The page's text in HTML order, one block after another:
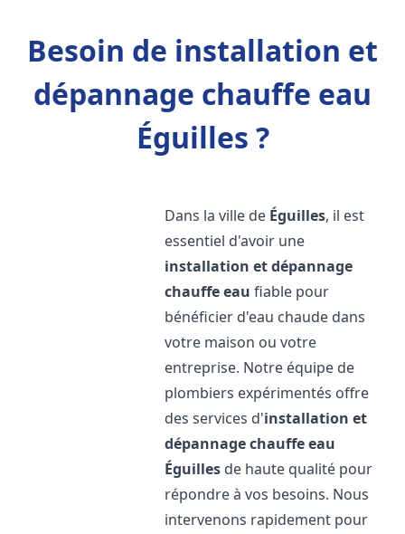
Besoin de installation et
dépannage chauffe eau
Éguilles ?
Dans la ville de Éguilles, il est
essentiel d'avoir une
installation et dépannage
chauffe eau fiable pour
bénéficier d'eau chaude dans
votre maison ou votre
entreprise. Notre équipe de
plombiers expérimentés offre
des services d'installation et
dépannage chauffe eau
Éguilles de haute qualité pour
répondre à vos besoins. Nous
intervenons rapidement pour